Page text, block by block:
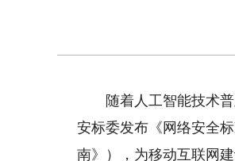
随着人工智能技术普
安标委发布《网络安全
南》），为移动互联网